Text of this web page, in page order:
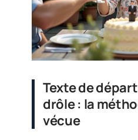
Texte de
drôle : la
vécue